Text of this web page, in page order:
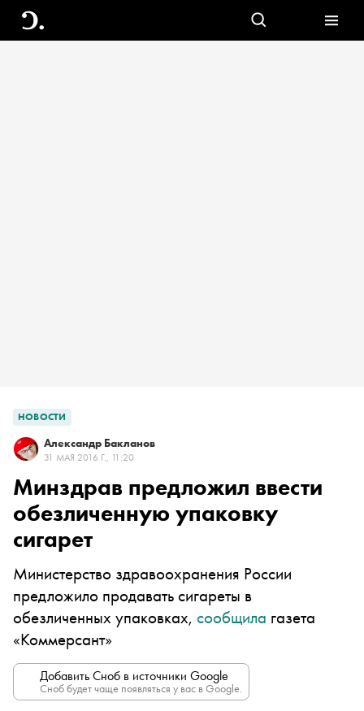
НОВОСТИ
Александр Бакланов
31 МАЯ 2016 Г., 11:20
Минздрав предложил ввести
обезличенную упаковку
сигарет
Министерство здравоохранения России
предложило продавать сигареты в
обезличенных упаковках, сообщила газета
«Коммерсант»
Добавить Сноб в источники Google
Сноб будет чаще появляться у вас в Google.